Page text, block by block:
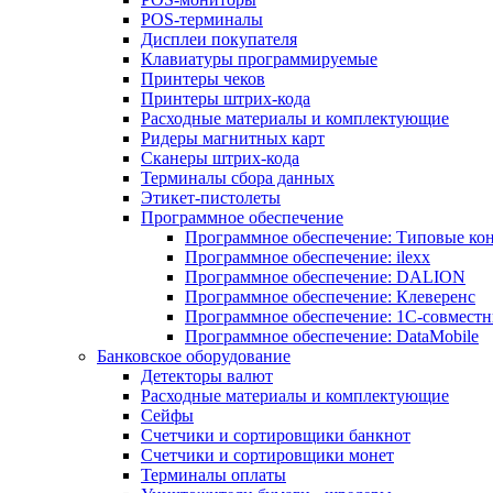
POS-терминалы
Дисплеи покупателя
Клавиатуры программируемые
Принтеры чеков
Принтеры штрих-кода
Расходные материалы и комплектующие
Ридеры магнитных карт
Сканеры штрих-кода
Терминалы сбора данных
Этикет-пистолеты
Программное обеспечение
Программное обеспечение: Типовые
Программное обеспечение: ilexx
Программное обеспечение: DALION
Программное обеспечение: Клеверенс
Программное обеспечение: 1С-
Программное обеспечение: DataMobile
Банковское оборудование
Детекторы валют
Расходные материалы и комплектующие
Сейфы
Счетчики и сортировщики банкнот
Счетчики и сортировщики монет
Терминалы оплаты